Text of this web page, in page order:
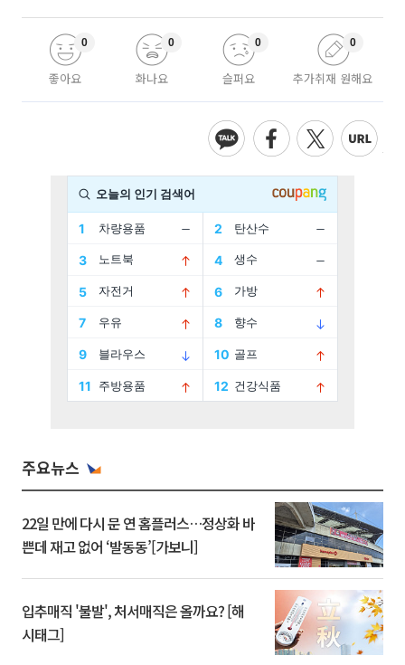
좋아요
0
화나요
0
슬퍼요
0
추가취재 원해요
0
주요뉴스
22일 만에 다시 문 연 홈플러스…정상화 바
쁜데 재고 없어 ‘발동동’[가보니]
입추매직 '불발', 처서매직은 올까요? [해
시태그]